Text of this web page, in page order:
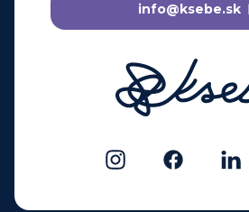
info@ksebe.sk